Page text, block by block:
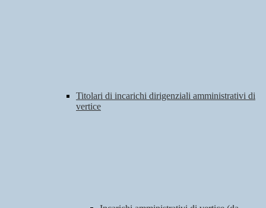
Titolari di incarichi dirigenziali amministrativi di
vertice